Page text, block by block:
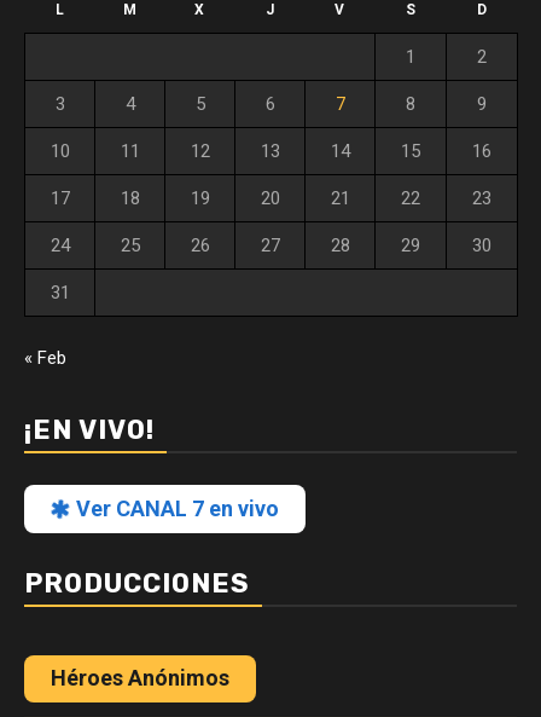
L M X J V S D
1 2
3 4 5 6 7 8 9
10 11 12 13 14 15 16
17 18 19 20 21 22 23
24 25 26 27 28 29 30
31
« Feb
¡EN VIVO!
Ver CANAL 7 en vivo
PRODUCCIONES
Héroes Anónimos